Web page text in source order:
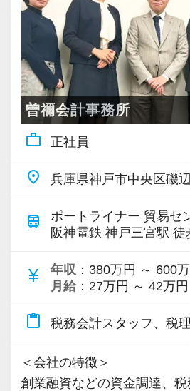
・税務顧問＋資産税に関与
・相続／事業承継／M&Aに
＜成長中の税理士法人＞
・全国14拠点で事業展開
・従業員240名以上に拡大
・会計・税務・財務・労務ま
・専門家が在籍しワンストッ
＜学びを後押し＞
・書籍購入費／研修費は全額
・資格取得を目指す社員が
＜募集の背景＞
・事業拡大に伴う増員募集
・組織力強化に向けた採用
・将来の中核人材を募集
曽禰会計事務所
work_outline 正社員
place 兵庫県神戸市中央区磯
train
ポートライナー 貿易セ
阪神電鉄 神戸三宮駅 徒
currency_yen 年収 ：380万円 ～ 600
月給 ：27万円 ～ 42万円
content_paste 税務会計スタッフ、税
＜会社の特徴＞
創業融資などの資金調達、